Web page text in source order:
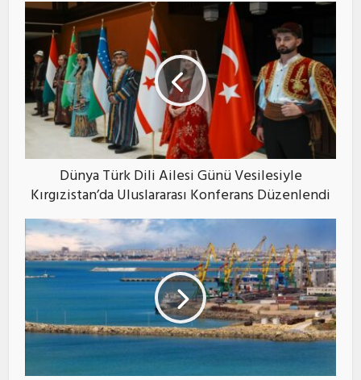
Dünya Türk Dili Ailesi Günü Vesilesiyle
Kırgızistan’da Uluslararası Konferans Düzenlendi